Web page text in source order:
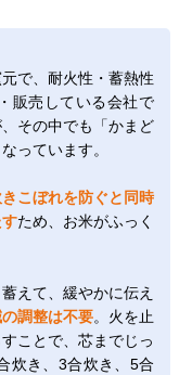
で、耐火性・蓄熱性
販売している会社で
その中でも「かまど
っています。
きこぼれを防ぐと同時
ため、お米がふっく
えて、緩やかに伝え
調整は不要。火を止
ことで、芯までじっ
炊き、3合炊き、5合